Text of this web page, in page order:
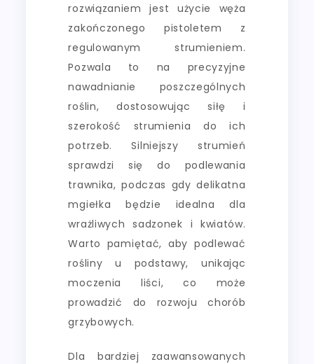
rozwiązaniem jest użycie węża
zakończonego pistoletem z
regulowanym strumieniem.
Pozwala to na precyzyjne
nawadnianie poszczególnych
roślin, dostosowując siłę i
szerokość strumienia do ich
potrzeb. Silniejszy strumień
sprawdzi się do podlewania
trawnika, podczas gdy delikatna
mgiełka będzie idealna dla
wrażliwych sadzonek i kwiatów.
Warto pamiętać, aby podlewać
rośliny u podstawy, unikając
moczenia liści, co może
prowadzić do rozwoju chorób
grzybowych.
Dla bardziej zaawansowanych